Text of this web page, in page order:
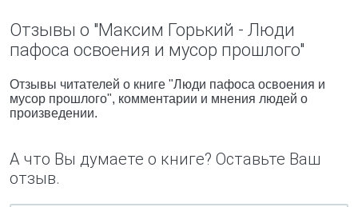
Отзывы о "Максим Горький - Люди
пафоса освоения и мусор прошлого"
Отзывы читателей о книге "Люди пафоса освоения и
мусор прошлого", комментарии и мнения людей о
произведении.
А что Вы думаете о книге? Оставьте Ваш
отзыв.